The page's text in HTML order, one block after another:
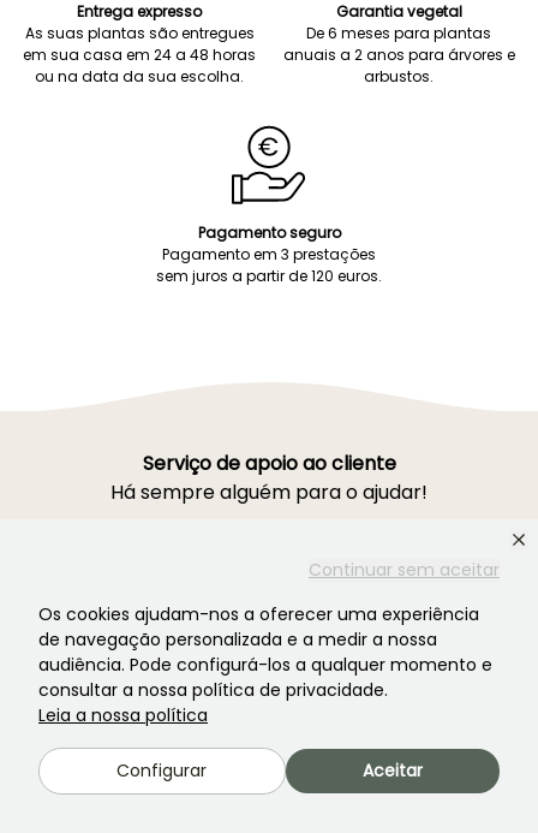
Continuar sem aceitar
Os cookies ajudam-nos a oferecer uma experiência
de navegação personalizada e a medir a nossa
audiência. Pode configurá-los a qualquer momento e
consultar a nossa política de privacidade.
Leia a nossa política
Configurar Aceitar
Entrega expresso
As suas plantas são entregues
em sua casa em 24 a 48 horas
ou na data da sua escolha.
Garantia vegetal
De 6 meses para plantas
anuais a 2 anos para árvores e
arbustos.
Pagamento seguro
Pagamento em 3 prestações
sem juros a partir de 120 euros.
Serviço de apoio ao cliente
Há sempre alguém para o ajudar!
Segunda a sexta-feira
das 9h às 19h / Sábado
Ferme de la Cœuillerie